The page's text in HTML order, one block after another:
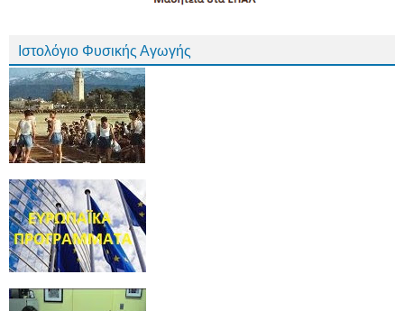
Ιστολόγιο Φυσικής Αγωγής